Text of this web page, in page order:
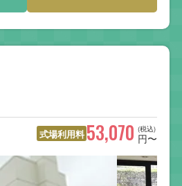
式場利用料 (税込)
53,070 円〜